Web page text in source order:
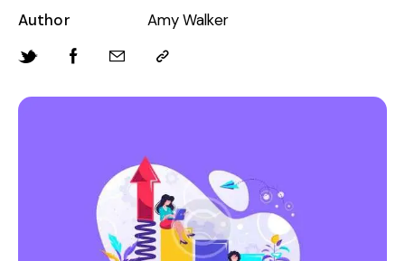
Author
Amy Walker